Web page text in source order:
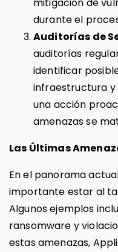
mitigación de
durante el
Auditorías de
auditorías
identificar
infraestructura y
una acción
amenazas se
Las Últimas
En el panorama
importante estar al
Algunos ejemplos
ransomware y
estas amenazas,